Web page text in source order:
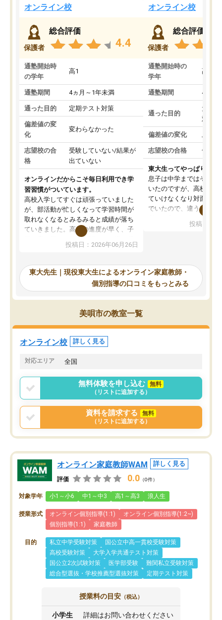
オンライン校
保護者
総合評価
4.4
通塾開始時
の学年
高1
通塾期間 4ヵ月～1年未満
通った目的 定期テスト対策
偏差値の変
化
変わらなかった
志望校の合
格
受験していない/結果が
出ていない
オンラインだからこそ毎日利用でき学
習習慣がついています。
高校入学してすぐは頑張っていました
が、部活動が忙しくなって学習時間が
取れなくなるとみるみると成績が落ち
ていきました。高校の進度が早く、子
供も家に帰って勉強の話すると嫌な反
応を示します。東大先生にお願いして
れるので、親としても安心です。毎日
使える自習室とかもあり、わからない
ところがあれば先生が回答してくれる
のも重宝しています。
投稿日：2026年06月26日
オンライン校
保護者
総合評価
通塾開始時の
学年
高3
通塾期間 4ヵ月
通った目的
大学
対策
偏差値の変化 上が
志望校の合格 合格
東大生ってやっぱりすご
息子は中学まではそこそ
いたのですが、高校に入
ていけなくなり対面の塾
でいたので、違うアプロ
で、当初は模試でD判定
自習室が毎日使えていつ
るのが心強かったよう
謝です。
投稿日：
東大先生｜現役東大生によるオンライン家庭教師・
個別指導の口コミをもっとみる
美唄市の教室一覧
オンライン校 詳しく見る
対応エリア 全国
無料体験を申し込む
無料
（リストに追加する）
資料を請求する
無料
（リストに追加する）
オンライン家庭教師WAM 詳しく見る
評価 0.0 （0件）
対象学年 小1～小6 中1～中3 高1～高3 浪人生
授業形式 オンライン個別指導(1:1)
オンライン個別指導(1:2~)
個別指導(1:1)
家庭教師
目的 私立中学受験対策
国公立中高一貫校受験対策
高校受験対策
大学入学共通テスト対策
国公立2次試験対策
医学部受験
難関私立受験対策
総合型選抜・学校推薦型選抜対策
定期テスト対策
授業料の目安 （税込）
小学生 詳細はお問い合わせください